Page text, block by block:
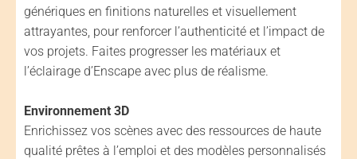
génériques en finitions naturelles et visuellement
attrayantes, pour renforcer l’authenticité et l’impact de
vos projets. Faites progresser les matériaux et
l’éclairage d’Enscape avec plus de réalisme.
Environnement 3D
Enrichissez vos scènes avec des ressources de haute
qualité prêtes à l’emploi et des modèles personnalisés